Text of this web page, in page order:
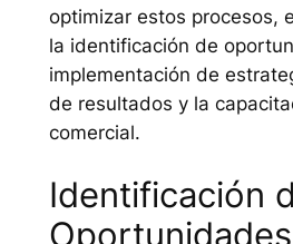
optimizar estos procesos,
la identificación de
implementación de
de resultados y la
comercial.
Identificación